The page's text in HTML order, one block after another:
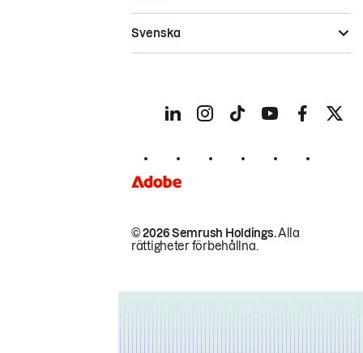
© 2026 Semrush Holdings.Alla
rättigheter förbehållna.
Svenska